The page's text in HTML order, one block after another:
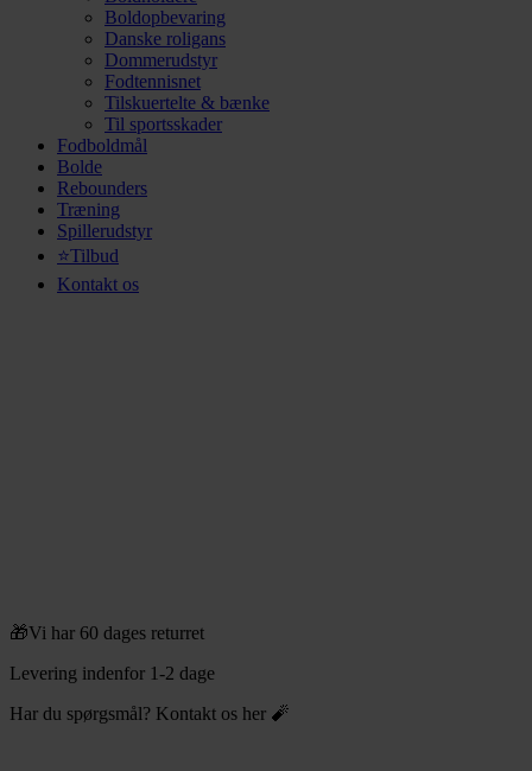
Boldopbevaring
Danske roligans
Dommerudstyr
Fodtennisnet
Tilskuertelte & bænke
Til sportsskader
Fodboldmål
Bolde
Rebounders
Træning
Spillerudstyr
⭐Tilbud
Kontakt os
🎁Vi har 60 dages returret
Levering indenfor 1-2 dage
Har du spørgsmål? Kontakt os her 🧨